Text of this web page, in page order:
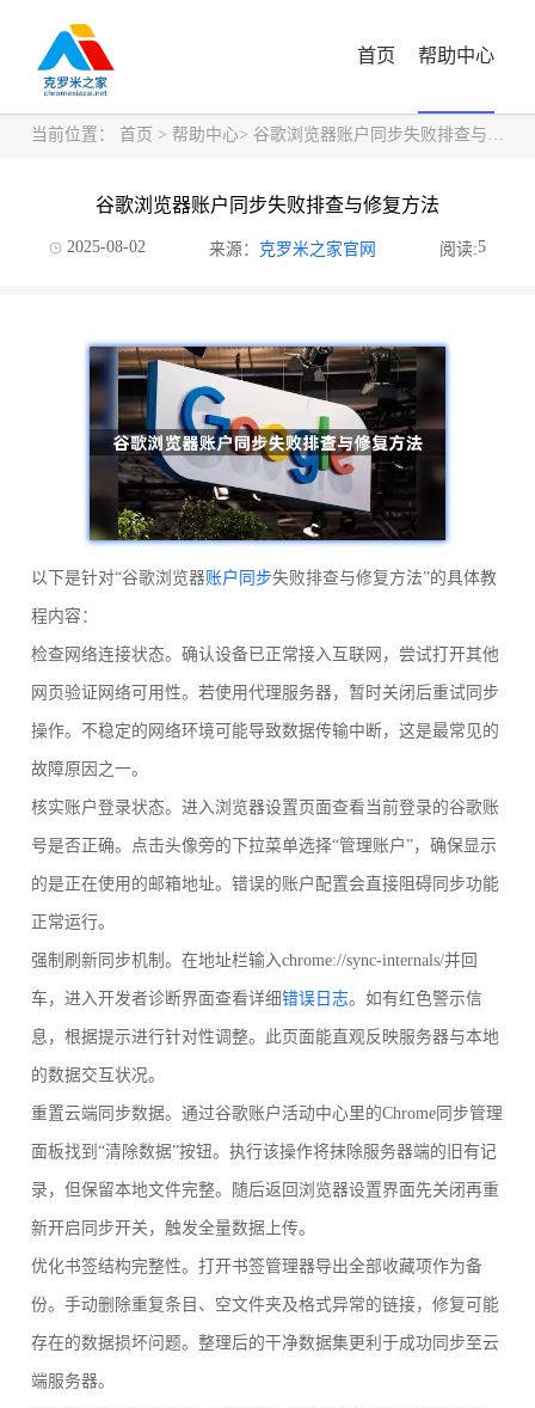
首页 帮助中心
当前位置： 首页 > 帮助中心> 谷歌浏览器账户同步失败排查与修复方法
谷歌浏览器账户同步失败排查与修复方法
2025-08-02 来源： 克罗米之家官网 阅读:5
以下是针对“谷歌浏览器账户同步失败排查与修复方法”的具体教
程内容：
检查网络连接状态。确认设备已正常接入互联网，尝试打开其他
网页验证网络可用性。若使用代理服务器，暂时关闭后重试同步
操作。不稳定的网络环境可能导致数据传输中断，这是最常见的
故障原因之一。
核实账户登录状态。进入浏览器设置页面查看当前登录的谷歌账
号是否正确。点击头像旁的下拉菜单选择“管理账户”，确保显示
的是正在使用的邮箱地址。错误的账户配置会直接阻碍同步功能
正常运行。
强制刷新同步机制。在地址栏输入chrome://sync-internals/并回
车，进入开发者诊断界面查看详细错误日志。如有红色警示信
息，根据提示进行针对性调整。此页面能直观反映服务器与本地
的数据交互状况。
重置云端同步数据。通过谷歌账户活动中心里的Chrome同步管理
面板找到“清除数据”按钮。执行该操作将抹除服务器端的旧有记
录，但保留本地文件完整。随后返回浏览器设置界面先关闭再重
新开启同步开关，触发全量数据上传。
优化书签结构完整性。打开书签管理器导出全部收藏项作为备
份。手动删除重复条目、空文件夹及格式异常的链接，修复可能
存在的数据损坏问题。整理后的干净数据集更利于成功同步至云
端服务器。